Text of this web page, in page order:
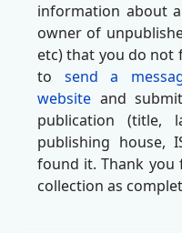
information about
owner of
etc) that you do not
to send a
website and
publication (title,
publishing house,
found it. Thank you
collection as